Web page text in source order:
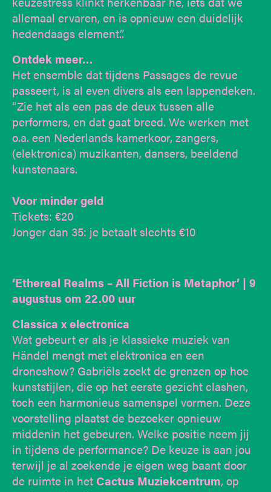
allemaal ervaren, en is opnieuw een duidelijk
hedendaags element.”.
Ontdek meer…
Het ensemble dat tijdens Passages de revue
passeert, is al even divers als een lappendeken.
“Zie het als een pas de deux tussen alle
performers, en dat gaat breed. We werken met
o.a. een Nederlands kamerkoor, zangers,
(elektronica) muzikanten, dansers, beeldend
kunstenaars.
Voor minder geld
Tickets: €20
Jonger dan 35: je betaalt slechts €10
‘Ethereal Realms – All Fiction is Metaphor’ | 9
augustus om 22.00 uur
Classica x electronica
Wat gebeurt er als je klassieke muziek van
Händel mengt met elektronica en een
droneshow? Gabriëls zoekt de grenzen op hoe
kunststijlen, die op het eerste gezicht clashen,
toch een harmonieus samenspel vormen. Deze
voorstelling plaatst de bezoeker opnieuw
middenin het gebeuren. Welke positie neem jij
in tijdens de performance? De keuze is aan jou
terwijl je al zoekende je eigen weg baant door
de ruimte in het Cactus Muziekcentrum, op